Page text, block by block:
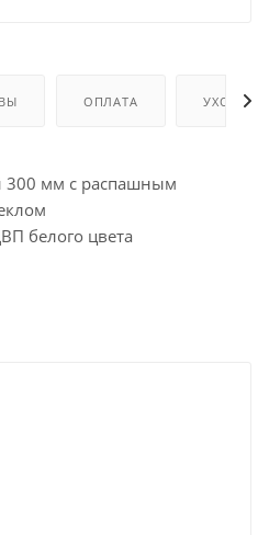
ОПЛАТА УХОД И
мм с распашным
белого цвета